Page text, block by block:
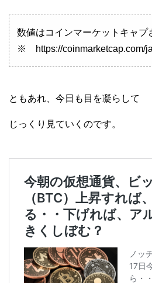
数値はコインマーケットキャプ
※ https://coinmarketcap.com/
ともあれ、今日も目を凝らして
じっくり見ていくのです。